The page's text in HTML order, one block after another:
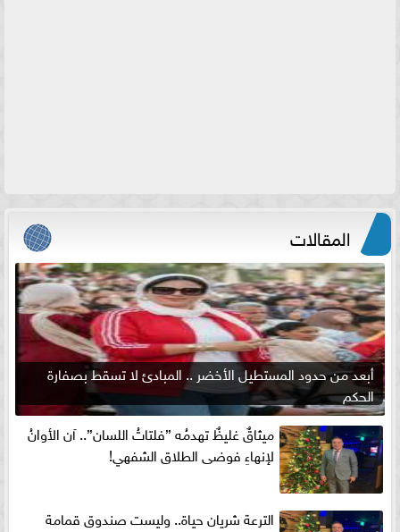
المقالات
أبعد من حدود المستطيل الأخضر .. المبادئ لا تسقط بصفارة
الحكم
ميثاقٌ غليظٌ تهدمُه ”فلتاتُ اللسان”.. آن الأوانُ
لإنهاءِ فوضى الطلاق الشفهي!
الترعة شريان حياة.. وليست صندوق قمامة